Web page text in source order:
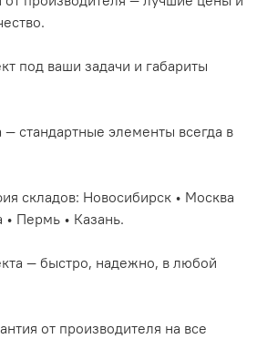
под ваши задачи и габариты
— стандартные элементы всегда в
складов: Новосибирск • Москва
• Пермь • Казань.
— быстро, надежно, в любой
от производителя на все